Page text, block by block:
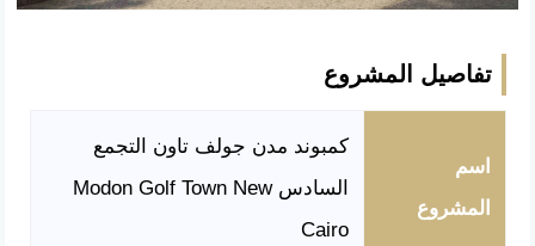
تفاصيل المشروع
اسم
المشروع
كمبوند مدن جولف تاون التجمع
السادس Modon Golf Town New
Cairo